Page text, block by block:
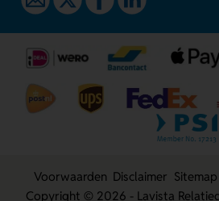
Voorwaarden Disclaimer Sitemap
Copyright © 2026 - Lavista